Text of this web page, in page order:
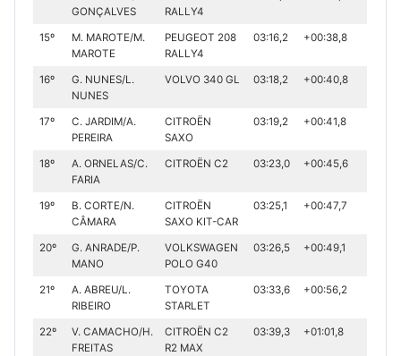
GONÇALVES
RALLY4
15º
M. MAROTE/M.
MAROTE
PEUGEOT 208
RALLY4
03:16,2 +00:38,8
16º
G. NUNES/L.
NUNES
VOLVO 340 GL 03:18,2 +00:40,8
17º
C. JARDIM/A.
PEREIRA
CITROËN
SAXO
03:19,2 +00:41,8
18º
A. ORNELAS/C.
FARIA
CITROËN C2 03:23,0 +00:45,6
19º
B. CORTE/N.
CÂMARA
CITROËN
SAXO KIT-CAR
03:25,1 +00:47,7
20º
G. ANRADE/P.
MANO
VOLKSWAGEN
POLO G40
03:26,5 +00:49,1
21º
A. ABREU/L.
RIBEIRO
TOYOTA
STARLET
03:33,6 +00:56,2
22º
V. CAMACHO/H.
FREITAS
CITROËN C2
R2 MAX
03:39,3 +01:01,8